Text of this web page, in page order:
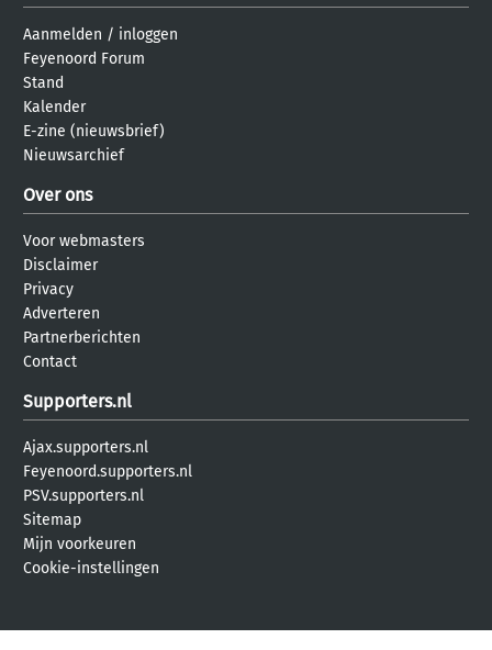
Aanmelden / inloggen
Feyenoord Forum
Stand
Kalender
E-zine (nieuwsbrief)
Nieuwsarchief
Over ons
Voor webmasters
Disclaimer
Privacy
Adverteren
Partnerberichten
Contact
Supporters.nl
Ajax.supporters.nl
Feyenoord.supporters.nl
PSV.supporters.nl
Sitemap
Mijn voorkeuren
Cookie-instellingen